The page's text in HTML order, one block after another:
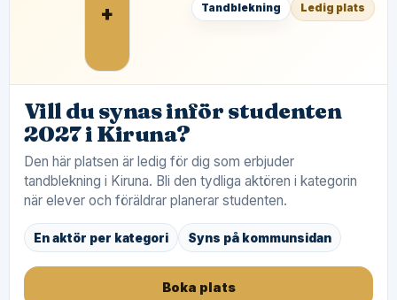
+ Tandblekning Ledig plats
Vill du synas inför studenten
2027 i Kiruna?
Den här platsen är ledig för dig som erbjuder
tandblekning i Kiruna. Bli den tydliga aktören i kategorin
när elever och föräldrar planerar studenten.
En aktör per kategori Syns på kommunsidan
Boka plats